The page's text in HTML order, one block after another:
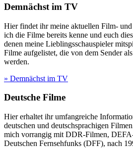
Demnächst im TV
Hier findet ihr meine aktuellen Film- und
ich die Filme bereits kenne und euch
denen meine Lieblingsschauspieler
Filme aufgelistet, die von dem Sender
werden.
» Demnächst im TV
Deutsche Filme
Hier erhaltet ihr umfangreiche
deutschen und deutschsprachigen
mich vorrangig mit DDR-Filmen,
Deutschen Fernsehfunks (DFF), nach